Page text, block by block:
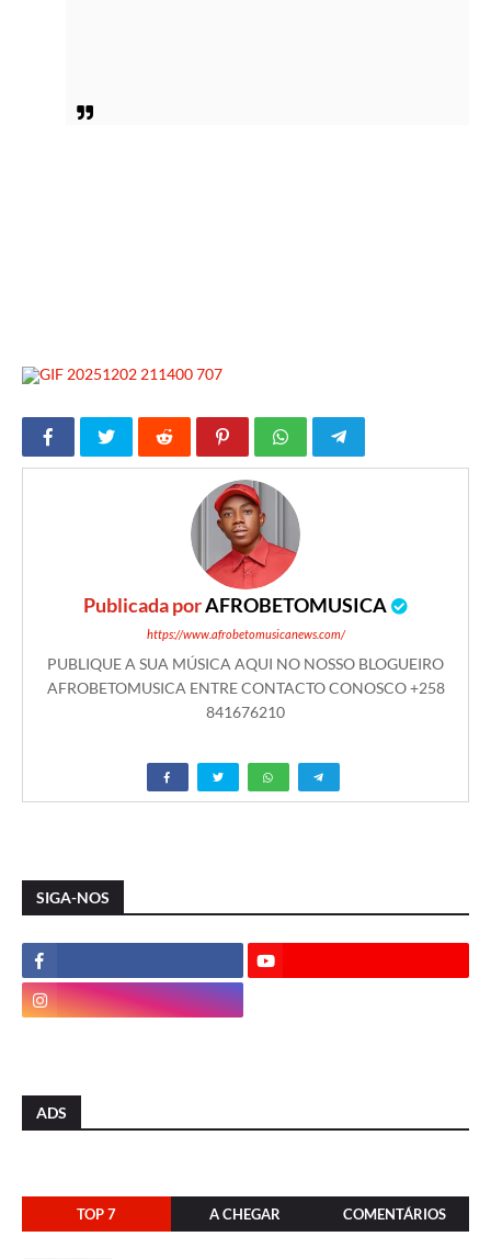
Publicada porAFROBETOMUSICA
https://www.afrobetomusicanews.com/
PUBLIQUE A SUA MÚSICA AQUI NO NOSSO BLOGUEIRO
AFROBETOMUSICA ENTRE CONTACTO CONOSCO +258
841676210
SIGA-NOS
ADS
TOP 7 A CHEGAR COMENTÁRIOS